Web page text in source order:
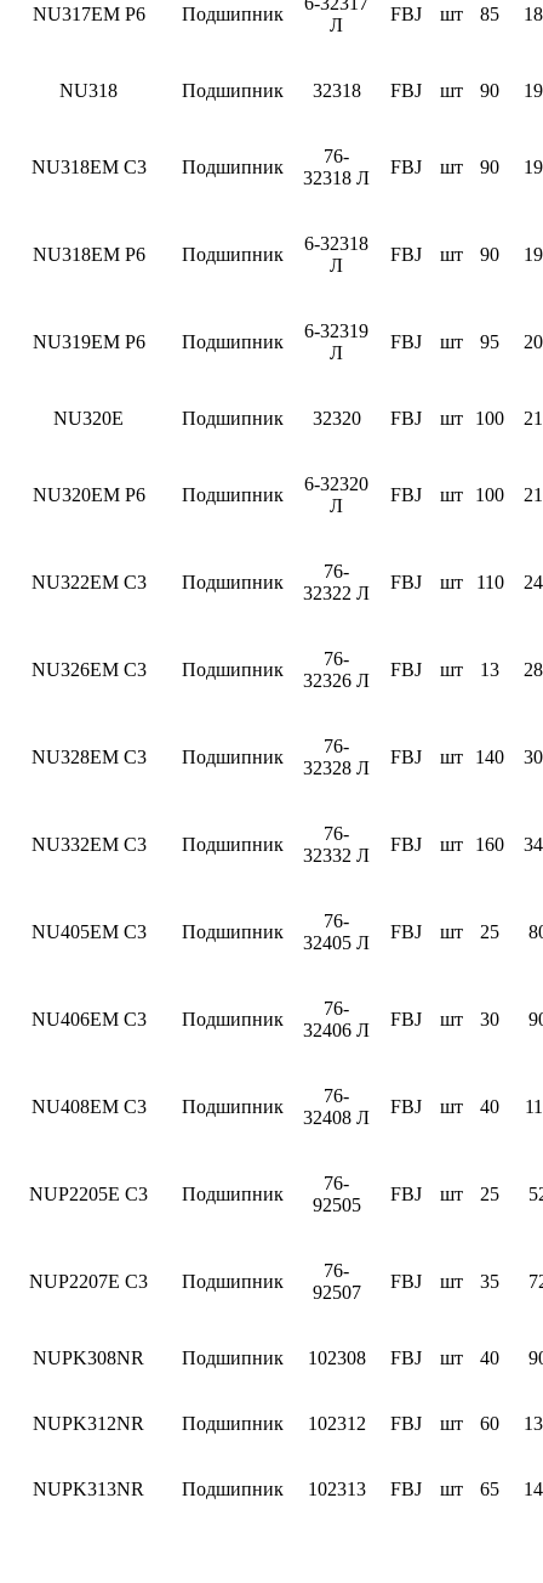
NU317EM P6 Подшипник
Л
FBJ шт 85
NU318 Подшипник 32318 FBJ шт 90
NU318EM C3 Подшипник
76-
32318 Л
FBJ шт 90
NU318EM P6 Подшипник
6-32318
Л
FBJ шт 90
NU319EM P6 Подшипник
6-32319
Л
FBJ шт 95
NU320E Подшипник 32320 FBJ шт 100
NU320EM P6 Подшипник
6-32320
Л
FBJ шт 100
NU322EM C3 Подшипник
76-
32322 Л
FBJ шт 110
NU326EM C3 Подшипник
76-
32326 Л
FBJ шт 13
NU328EM C3 Подшипник
76-
32328 Л
FBJ шт 140
NU332EM C3 Подшипник
76-
32332 Л
FBJ шт 160
NU405EM C3 Подшипник
76-
32405 Л
FBJ шт 25
NU406EM C3 Подшипник
76-
32406 Л
FBJ шт 30
NU408EM C3 Подшипник
76-
32408 Л
FBJ шт 40
NUP2205E C3 Подшипник
76-
92505
FBJ шт 25
NUP2207E C3 Подшипник
76-
92507
FBJ шт 35
NUPK308NR Подшипник 102308 FBJ шт 40
NUPK312NR Подшипник 102312 FBJ шт 60
NUPK313NR Подшипник 102313 FBJ шт 65